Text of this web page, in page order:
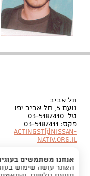
תל אביב
נועם 5, תל אביב יפו
טל: 03-5182410
פקס: 03-5182411
Actingst@nissan-
nativ.org.il
אנחנו משתמשים
האתר עושה שימוש